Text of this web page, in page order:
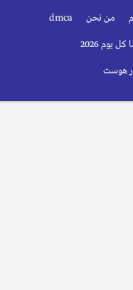
من نحن dmca
يوم 2026
هوست